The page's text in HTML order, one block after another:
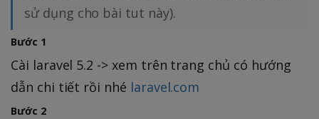
sử dụng cho bài tut này).
Bước 1
Cài laravel 5.2 -> xem trên trang chủ có hướng
dẫn chi tiết rồi nhé laravel.com
Bước 2